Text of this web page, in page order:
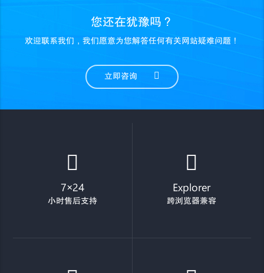
您还在犹豫吗？
欢迎联系我们，我们愿意为您解答任何有关网站疑难问题！
立即咨询
7×24
小时售后支持
Explorer
跨浏览器兼容